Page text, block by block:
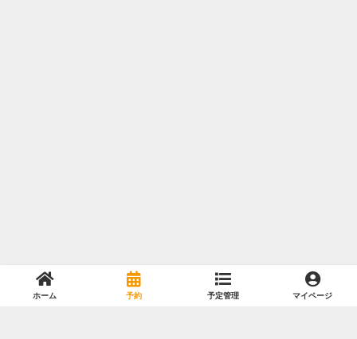
ホーム 予約 予定管理 マイページ